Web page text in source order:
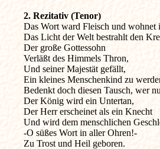
2. Rezitativ (Tenor)
Das Wort ward Fleisch und wohnet
Das Licht der Welt bestrahlt den
Der große Gottessohn
Verläßt des Himmels Thron,
Und seiner Majestät gefällt,
Ein kleines Menschenkind zu
Bedenkt doch diesen Tausch, wer
Der König wird ein Untertan,
Der Herr erscheinet als ein Knecht
Und wird dem menschlichen
-O süßes Wort in aller Ohren!-
Zu Trost und Heil geboren.